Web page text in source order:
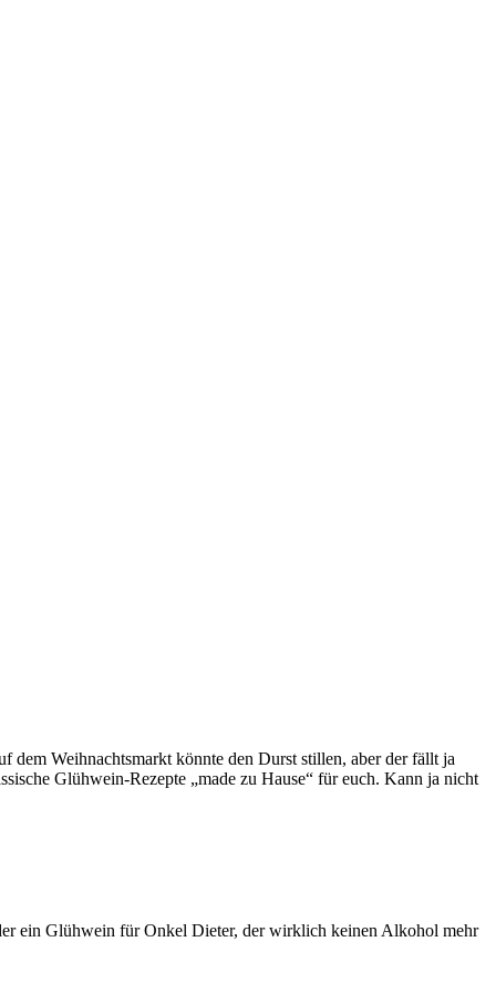
dem Weihnachtsmarkt könnte den Durst stillen, aber der fällt ja
Glühwein-Rezepte „made zu Hause“ für euch. Kann ja nicht
ein Glühwein für Onkel Dieter, der wirklich keinen Alkohol mehr